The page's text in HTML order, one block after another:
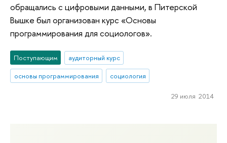
обращались с цифровыми данными, в Питерской
Вышке был организован курс «Основы
программирования для социологов».
Поступающим
аудиторный курс
основы программирования
социология
29 июля 2014